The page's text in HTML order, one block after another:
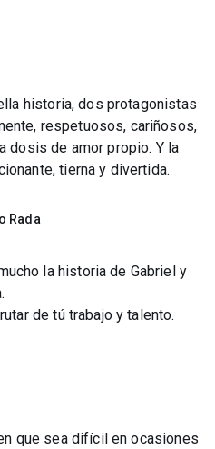
historia, dos protagonistas
respetuosos, cariñosos,
dosis de amor propio. Y la
tierna y divertida.
Rada
la historia de Gabriel y
de tú trabajo y talento.
que sea difícil en ocasiones